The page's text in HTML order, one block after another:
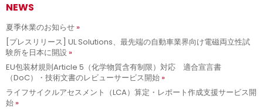
NEWS
夏季休業のお知らせ
[プレスリリース] UL Solutions、最先端の自動車業界向け電磁両立性試
験所を日本に開設
EU包装材規則Article 5（化学物質含有制限）対応 適合宣言書
（DoC）・技術文書のレビューサービス開始
ライフサイクルアセスメント（LCA）算定・レポート作成支援サービス開
始